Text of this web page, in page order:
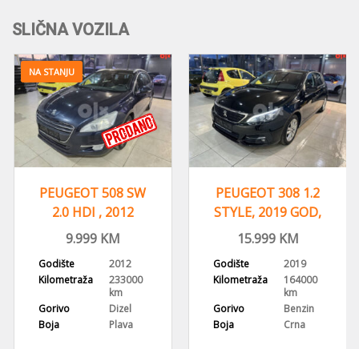
SLIČNA VOZILA
NA STANJU
PEUGEOT 508 SW
2.0 HDI , 2012
GODINA, NAVI,HEAD
9.999KM
Godište
2012
Kilometraža
233000
km
Gorivo
Dizel
Boja
Plava
PEUGEOT 308 1.2
STYLE, 2019 GOD,
NAVIGACIJA,ALU
15.999KM
Godište
2019
Kilometraža
164000
km
Gorivo
Benzin
Boja
Crna